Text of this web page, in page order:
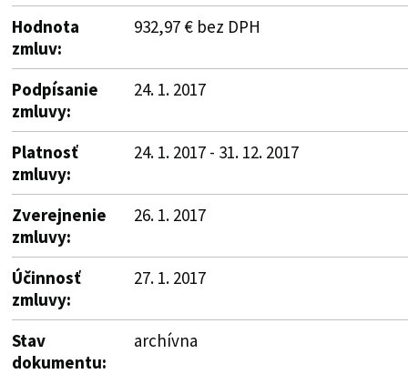
Hodnota
zmluv:
932,97 € bez DPH
Podpísanie
zmluvy:
24. 1. 2017
Platnosť
zmluvy:
24. 1. 2017 - 31. 12. 2017
Zverejnenie
zmluvy:
26. 1. 2017
Účinnosť
zmluvy:
27. 1. 2017
Stav
dokumentu:
archívna